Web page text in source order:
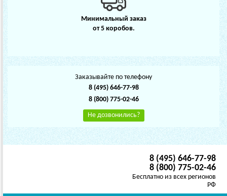
Минимальный заказ
от 5 коробов.
Заказывайте по телефону
8 (495) 646-77-98
8 (800) 775-02-46
Не дозвонились?
8 (495) 646-77-98
8 (800) 775-02-46
Бесплатно из всех регионов
РФ